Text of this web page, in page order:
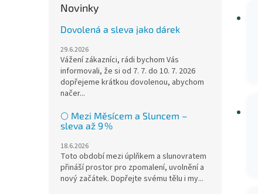
Novinky
Dovolená a sleva jako dárek
29.6.2026
Vážení zákazníci, rádi bychom Vás
informovali, že si od 7. 7. do 10. 7. 2026
dopřejeme krátkou dovolenou, abychom
načer...
🌕 Mezi Měsícem a Sluncem –
sleva až 9 %
18.6.2026
Toto období mezi úplňkem a slunovratem
přináší prostor pro zpomalení, uvolnění a
nový začátek. Dopřejte svému tělu i my...